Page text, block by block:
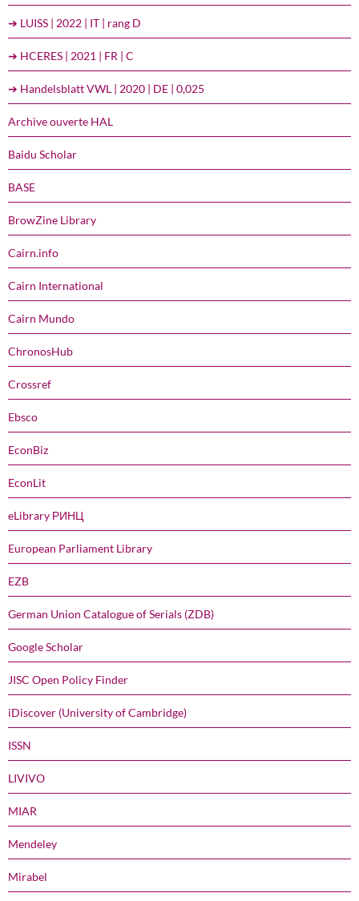
➔ LUISS | 2022 | IT | rang D
➔ HCERES | 2021 | FR | C
➔ Handelsblatt VWL | 2020 | DE | 0,025
Archive ouverte HAL
Baidu Scholar
BASE
BrowZine Library
Cairn.info
Cairn International
Cairn Mundo
ChronosHub
Crossref
Ebsco
EconBiz
EconLit
eLibrary РИНЦ
European Parliament Library
EZB
German Union Catalogue of Serials (ZDB)
Google Scholar
JISC Open Policy Finder
iDiscover (University of Cambridge)
ISSN
LIVIVO
MIAR
Mendeley
Mirabel